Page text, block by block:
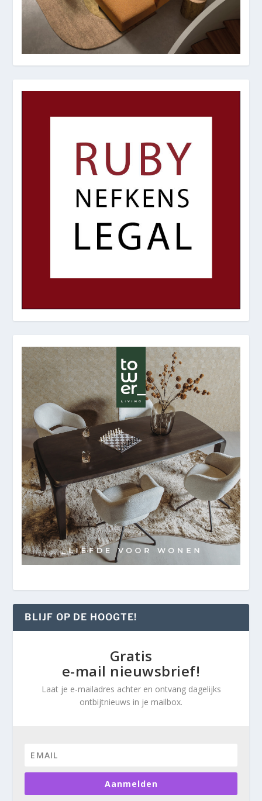
BLIJF OP DE HOOGTE!
Gratis
e-mail nieuwsbrief!
Laat je e-mailadres achter en ontvang dagelijks
ontbijtnieuws in je mailbox.
Aanmelden